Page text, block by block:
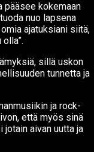
pääsee kokemaan
nuo lapsena
ajatuksiani siitä,
sillä uskon
tunnetta ja
ja rock-
että myös sinä
aivan uutta ja